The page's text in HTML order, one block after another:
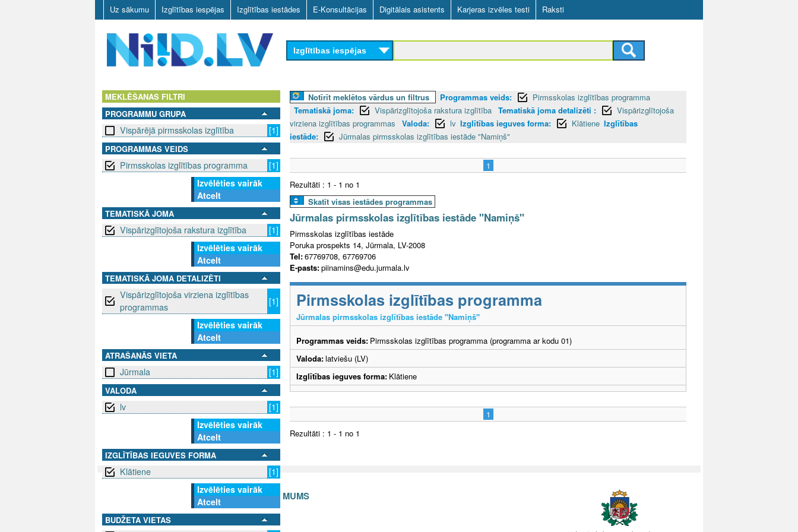
Skip
to
main
content
Uz sākumu Izglītības iespējas Izglītības iestādes E-Konsultācijas Digitālais asistents Karjeras izvēles testi Raksti
D
V
Izglītības iespējas
MEKLĒŠANAS FILTRI
PROGRAMMU GRUPA
Vispārējā pirmsskolas izglītība [1]
PROGRAMMAS VEIDS
Pirmsskolas izglītības programma
[1]
Izvēlēties vairāk
Atcelt
TEMATISKĀ JOMA
Vispārizglītojoša rakstura izglītība
[1]
Izvēlēties vairāk
Atcelt
TEMATISKĀ JOMA DETALIZĒTI
Vispārizglītojoša virziena izglītības
programmas
[1]
Izvēlēties vairāk
Atcelt
ATRAŠANĀS VIETA
Jūrmala [1]
VALODA
lv
[1]
Izvēlēties vairāk
Atcelt
IZGLĪTĪBAS IEGUVES FORMA
Klātiene
[1]
Izvēlēties vairāk
Atcelt
BUDŽETA VIETAS
Notīrīt meklētos vārdus un filtrus Programmas veids:
Pirmsskolas izglītības programma
Tematiskā joma:
Vispārizglītojoša rakstura izglītība Tematiskā joma detalizēti :
Vispārizglītojoša
virziena izglītības programmas
Valoda: lv Izglītības ieguves forma: Klātiene Izglītības
iestāde:
Jūrmalas pirmsskolas izglītības iestāde "Namiņš"
1
Rezultāti : 1 - 1 no 1
Skatīt visas iestādes programmas
Jūrmalas pirmsskolas izglītības iestāde "Namiņš"
Pirmsskolas izglītības iestāde
Poruka prospekts 14, Jūrmala, LV-2008
Tel:67769708, 67769706
E-pasts:piinamins@edu.jurmala.lv
Pirmsskolas izglītības programma
Jūrmalas pirmsskolas izglītības iestāde "Namiņš"
Programmas veids: Pirmsskolas izglītības programma (programma ar kodu 01)
Valoda:latviešu (LV)
Izglītības ieguves forma: Klātiene
1
Rezultāti : 1 - 1 no 1
SAZINIES AR MUMS
info@niid.lv